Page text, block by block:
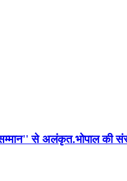
से अलंकृत.भोपाल की